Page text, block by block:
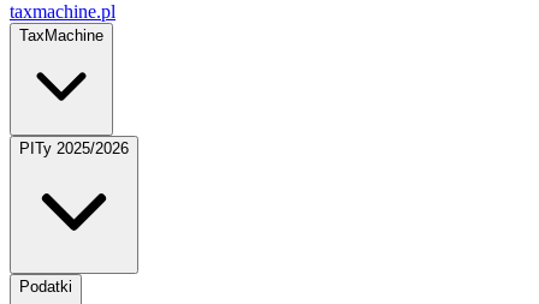
taxmachine.pl
TaxMachine
PITy 2025/2026
Podatki